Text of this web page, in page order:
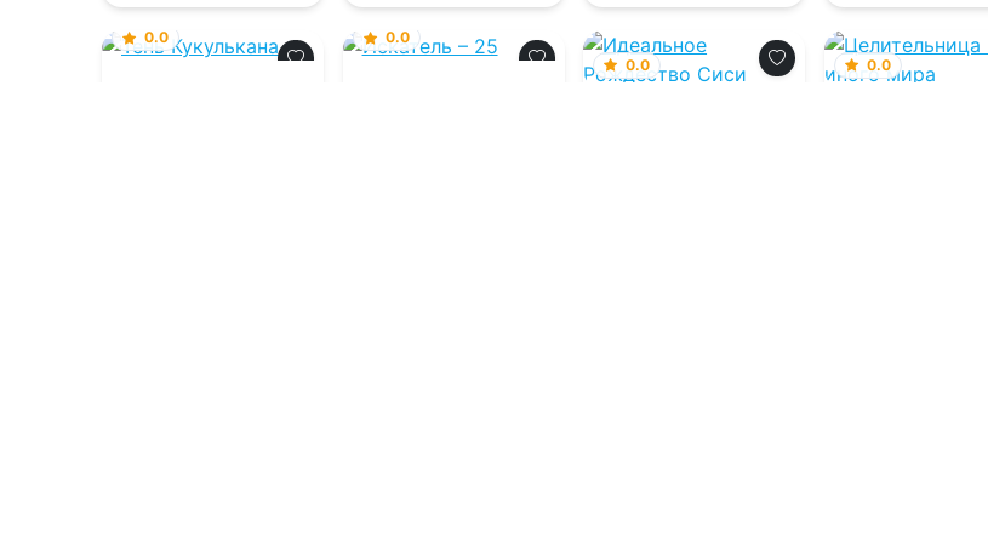
0.0 0.0
0.0 0.0